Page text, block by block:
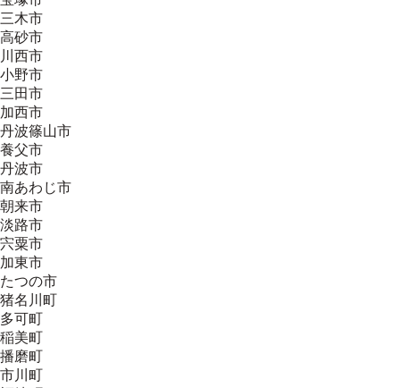
三木市
高砂市
川西市
小野市
三田市
加西市
丹波篠山市
養父市
丹波市
南あわじ市
朝来市
淡路市
宍粟市
加東市
たつの市
猪名川町
多可町
稲美町
播磨町
市川町